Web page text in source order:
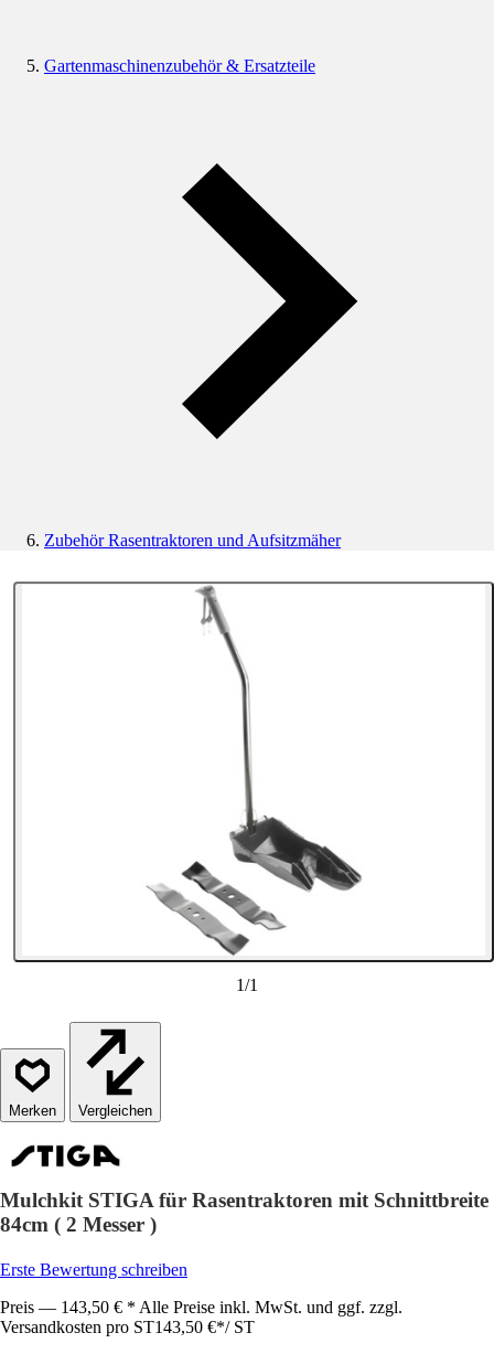
Gartenmaschinenzubehör & Ersatzteile
Zubehör Rasentraktoren und Aufsitzmäher
1/1
Vergleichen
Mulchkit STIGA für Rasentraktoren mit Schnittbreite
84cm ( 2 Messer )
Erste Bewertung schreiben
Preis — 143,50 € * Alle Preise inkl. MwSt. und ggf. zzgl.
Versandkosten pro ST143,50 €*/ ST